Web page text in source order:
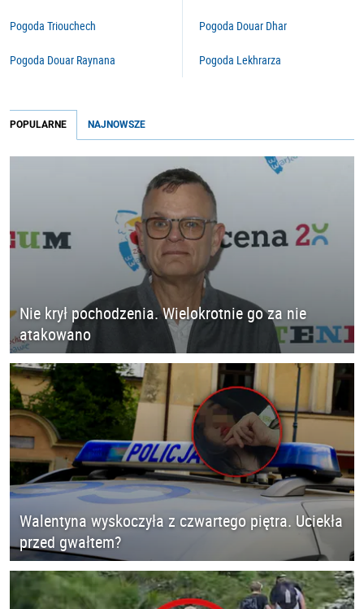
Pogoda Triouchech
Pogoda Douar Raynana
Pogoda Douar Dhar
Pogoda Lekhrarza
POPULARNE NAJNOWSZE
Nie krył pochodzenia. Wielokrotnie go za nie
atakowano
Walentyna wyskoczyła z czwartego piętra. Uciekła
przed gwałtem?